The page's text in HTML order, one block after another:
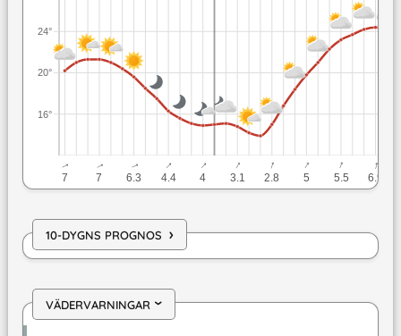
16°
20°
24°
↓
7
↓
7
↓
6.3
↓
4.4
↓
4
↓
3.1
↓
2.8
↓
5
↓
5.5
↓
6.9
10-DYGNS PROGNOS ›
VÄDERVARNINGAR›